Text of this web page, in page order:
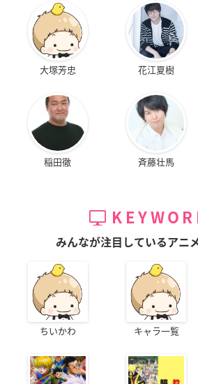
大塚芳忠 花江夏樹
稲田徹 斉藤壮馬
みんなが注目しているアニ
ちいかわ キャラ一覧